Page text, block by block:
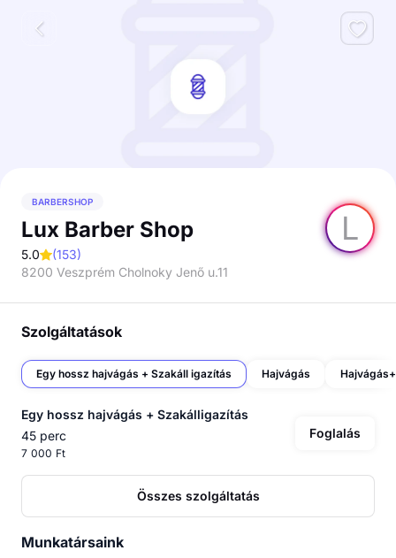
L
BARBERSHOP
Lux Barber Shop
5.0 (153)
8200 Veszprém Cholnoky Jenő u.11
Szolgáltatások
Egy hossz hajvágás + Szakáll igazítás Hajvágás
Egy hossz hajvágás + Szakálligazítás
45 perc
7 000 Ft
Foglalás
Összes szolgáltatás
Munkatársaink